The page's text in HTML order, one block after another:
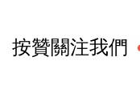
按贊關注我們